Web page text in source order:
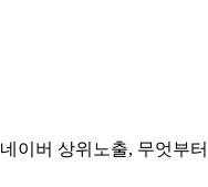
네이버 상위노출, 무엇부